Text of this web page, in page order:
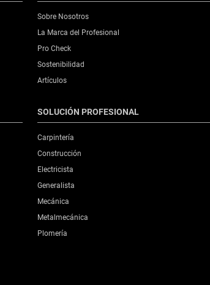
Sobre Nosotros
La Marca del Profesional
Pro Check
Sostenibilidad
Artículos
SOLUCIÓN PROFESIONAL
Carpintería
Construcción
Electricista
Generalista
Mecánica
Metalmecánica
Plomería